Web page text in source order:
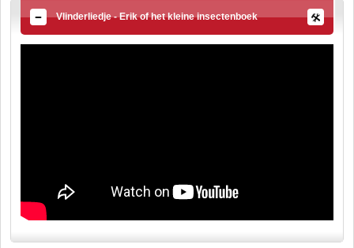
Vlinderliedje - Erik of het kleine insectenboek